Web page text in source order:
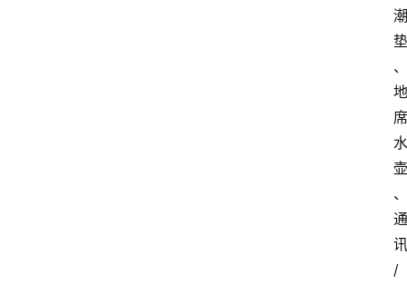
潮
垫
、
地
席
水
壶
、
通
讯
/